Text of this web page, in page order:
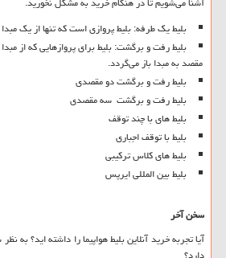
بلیط یک طرفه: بلیط پروازی است که تنها از یک
بلیط رفت و برگشت: بلیط برای پروازهایی که از
مقصد به مبدا باز می‌گردد.
بلیط رفت و برگشت دو مقصدی
بلیط رفت و برگشت سه مقصدی
بلیط های با چند توقف
بلیط با توقف اجباری
بلیط های کلاس ترکیبی
بلیط بین المللی ایرپس
سخن آخر
آیا تجربه خرید آنلاین بلیط هواپیما را داشته اید؟ به